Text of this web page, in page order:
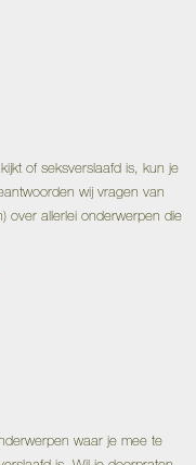
of seksverslaafd is, kun je
wij vragen van
over allerlei onderwerpen die
waar je mee te